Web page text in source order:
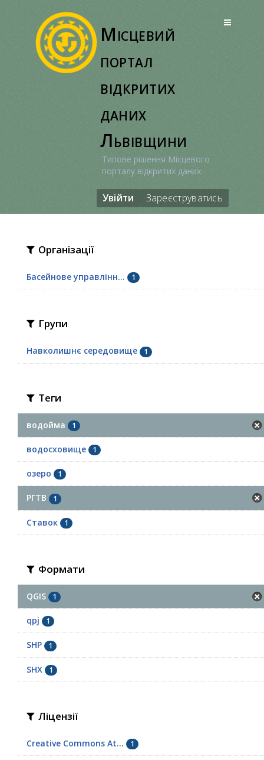
Місцевий
портал
відкритих
даних
Львівщини
Типове рішення Місцевого
порталу відкритих даних
Увійти Зареєструватись
Організації
Басейнове управлінн... 1
Групи
Навколишнє середовище 1
Теги
водойма 1
водосховище 1
озеро 1
РГТВ 1
Ставок 1
Формати
QGIS 1
qpj 1
SHP 1
SHX 1
Ліцензії
Creative Commons At... 1